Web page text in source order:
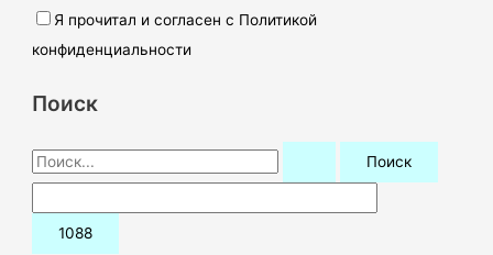
Я прочитал и согласен с Политикой
конфиденциальности
Поиск
П
о
и